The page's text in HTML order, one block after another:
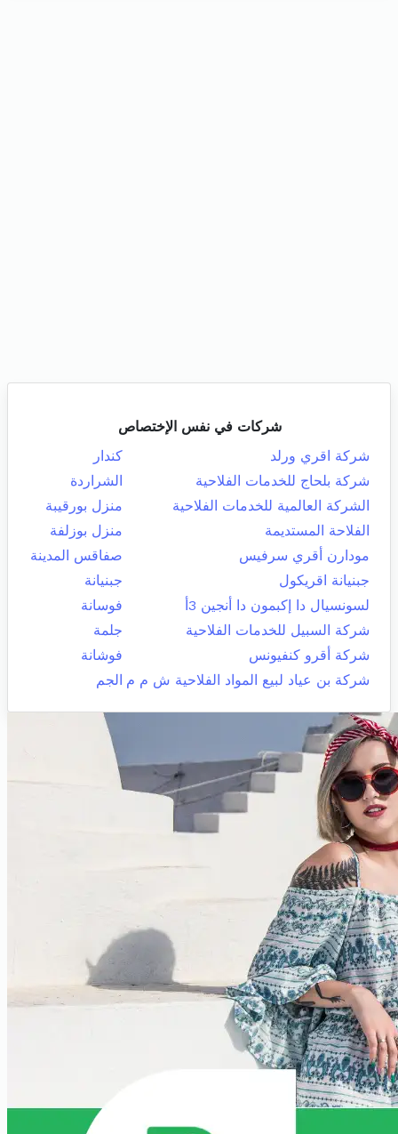
شركات في نفس الإختصاص
شركة اقري ورلد
كندار
شركة بلحاج للخدمات الفلاحية
الشراردة
الشركة العالمية للخدمات الفلاحية
منزل بورقيبة
الفلاحة المستديمة
منزل بوزلفة
مودارن أقري سرفيس
صفاقس المدينة
جبنيانة اقريكول
جبنيانة
لسونسيال دا إكبمون دا أنجين 3أ
فوسانة
شركة السبيل للخدمات الفلاحية
جلمة
شركة أقرو كنفيونس
فوشانة
شركة بن عياد لبيع المواد الفلاحية ش م م الجم